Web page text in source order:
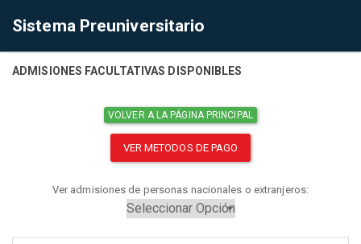
Sistema Preuniversitario
ADMISIONES FACULTATIVAS DISPONIBLES
VOLVER A LA PÁGINA PRINCIPAL
VER METODOS DE PAGO
Ver admisiones de personas nacionales o extranjeros: